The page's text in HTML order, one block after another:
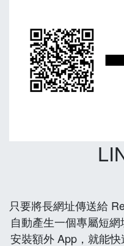
只要將長網址傳送給
自動產生一個專屬短
安裝額外 App，就能快